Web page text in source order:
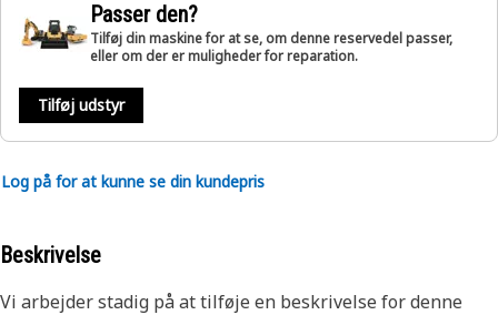
Passer den?
Tilføj din maskine for at se, om denne reservedel passer,
eller om der er muligheder for reparation.
Tilføj udstyr
Log på for at kunne se din kundepris
Beskrivelse
Vi arbejder stadig på at tilføje en beskrivelse for denne